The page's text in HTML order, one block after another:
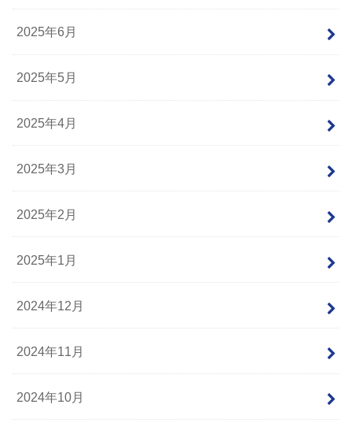
2025年6月
2025年5月
2025年4月
2025年3月
2025年2月
2025年1月
2024年12月
2024年11月
2024年10月